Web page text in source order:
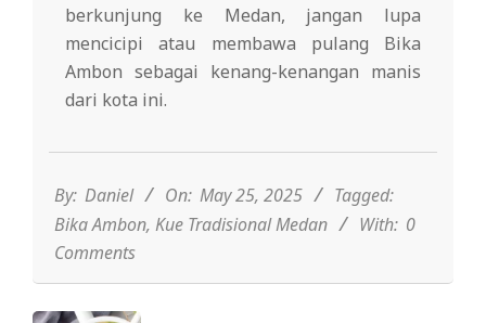
berkunjung ke Medan, jangan lupa
mencicipi atau membawa pulang Bika
Ambon sebagai kenang-kenangan manis
dari kota ini.
25
By: Daniel On: May 25, 2025
Tagged:
Bika Ambon, Kue Tradisional Medan With: 0
Comments